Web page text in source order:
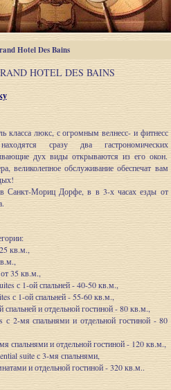
Hotel Des Bains
HOTEL DES BAINS
класса люкс, с огромным велнесс- и фитнесс
сразу два гастрономических
дух виды открываются из его окон.
великолепное обслуживание обеспечат вам
в Санкт-Мориц Дорфе, в в 3-х часах езды от
кв.м.,
35 кв.м.,
с 1-ой спальней - 40-50 кв.м.,
с 1-ой спальней - 55-60 кв.м.,
спальней и отдельной гостиной - 80 кв.м.,
с 2-мя спальнями и отдельной гостиной - 80
спальнями и отдельной гостиной - 120 кв.м.,
suite с 3-мя спальнями,
и отдельной гостиной - 320 кв.м..